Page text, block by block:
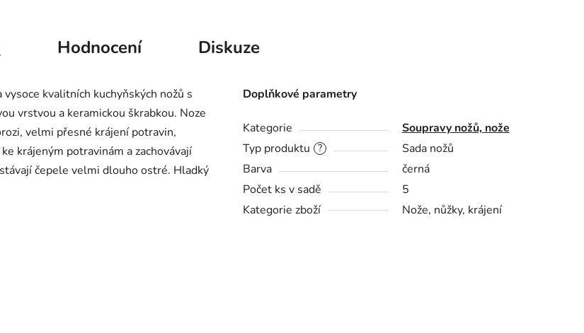
Hodnocení Diskuze
kvalitních kuchyňských nožů s
vrstvou a keramickou škrabkou. Noze
velmi přesné krájení potravin,
krájeným potravinám a zachovávají
čepele velmi dlouho ostré. Hladký
Doplňkové parametry
Kategorie Soupravy nožů, nože
?
Typ produktu
Sada nožů
Barva
černá
Počet ks v sadě
5
Kategorie zboží
Nože, nůžky, krájení